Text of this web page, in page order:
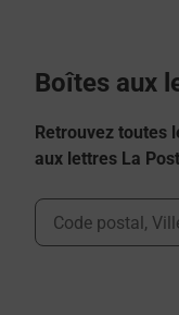
Boîtes aux
Retrouvez toutes
aux lettres La
Ville, Département,